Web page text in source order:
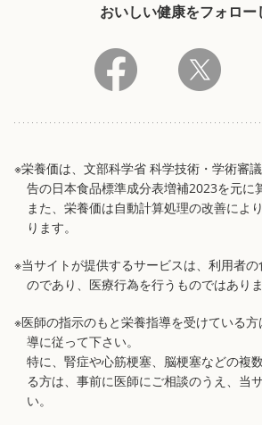
おいしい健康をフォロー
※栄養価は、文部科学省 科学技術・学術審
告の日本食品標準成分表増補2023を元に
また、栄養価は自動計算処理の改善によ
ります。
※当サイトが提供するサービスは、利用者
のであり、医療行為を行うものではありま
※医師の指示のもと栄養指導を受けている
導に従って下さい。
特に、腎症や心筋梗塞、脳梗塞などの複
る方は、事前に医師にご相談のうえ、当
い。